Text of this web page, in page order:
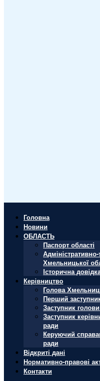
Головна
Новини
ОБЛАСТЬ
Паспорт області
Хмельницької
Історична
Керівництво
Голова
Перший
Заступник
Заступник
ради
Керуючий
ради
Відкриті дані
Нормативно-правові
Контакти